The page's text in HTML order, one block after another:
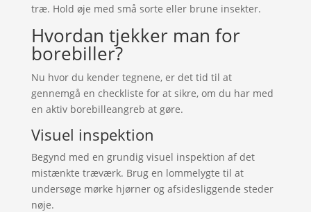
træ. Hold øje med små sorte eller brune insekter.
Hvordan tjekker man for
borebiller?
Nu hvor du kender tegnene, er det tid til at
gennemgå en checkliste for at sikre, om du har med
en aktiv borebilleangreb at gøre.
Visuel inspektion
Begynd med en grundig visuel inspektion af det
mistænkte træværk. Brug en lommelygte til at
undersøge mørke hjørner og afsidesliggende steder
nøje.